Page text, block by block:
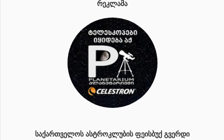
ᲠᲔᲙᲚᲐᲛᲐ
ᲡᲐᲥᲐᲠᲗᲕᲔᲚᲝᲡ ᲐᲡᲢᲠᲝᲙᲚᲣᲑᲘᲡ ᲤᲔᲘᲡᲑᲣᲥ ᲒᲕᲔᲠᲓᲘ